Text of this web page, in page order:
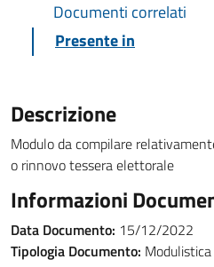
Documenti correlati
Presente in
Descrizione
Modulo da compilare
o rinnovo tessera elettorale
Informazioni
Data Documento: 15/12/2022
Tipologia Documento: Modulistica